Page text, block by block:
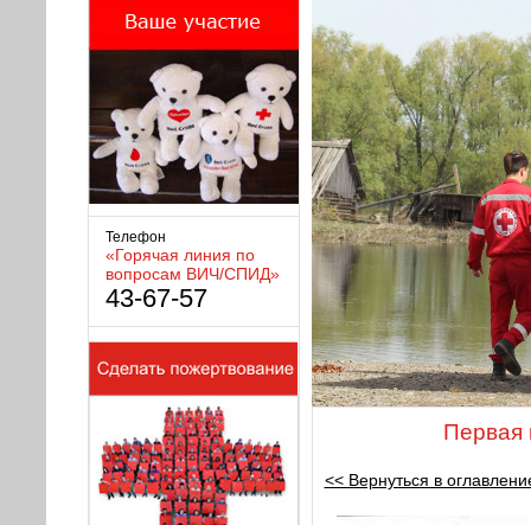
Телефон
«Горячая линия по
вопросам ВИЧ/СПИД»
43-67-57
Первая
<< Вернуться в